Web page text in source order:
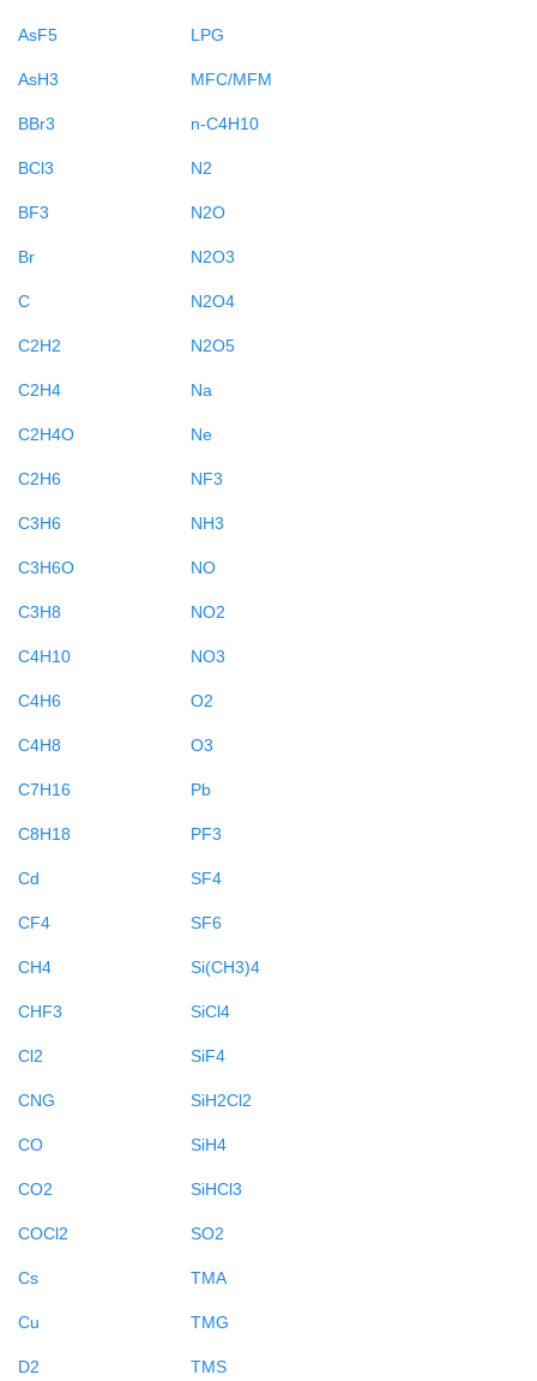
AsF5
AsH3
BBr3
BCl3
BF3
Br
C
C2H2
C2H4
C2H4O
C2H6
C3H6
C3H6O
C3H8
C4H10
C4H6
C4H8
C7H16
C8H18
Cd
CF4
CH4
CHF3
Cl2
CNG
CO
CO2
COCl2
Cs
Cu
D2
LPG
MFC/MFM
n-C4H10
N2
N2O
N2O3
N2O4
N2O5
Na
Ne
NF3
NH3
NO
NO2
NO3
O2
O3
Pb
PF3
SF4
SF6
Si(CH3)4
SiCl4
SiF4
SiH2Cl2
SiH4
SiHCl3
SO2
TMA
TMG
TMS